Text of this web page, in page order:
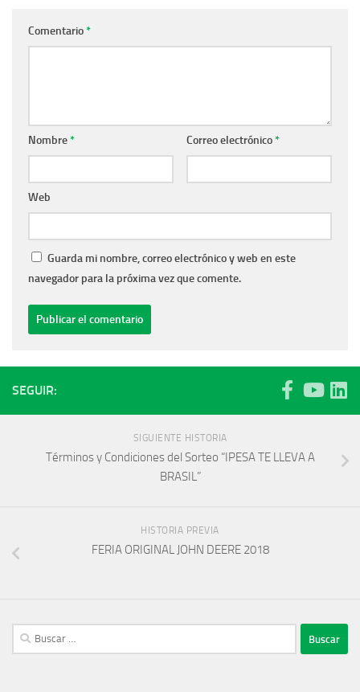
Comentario*
Nombre* Correo electrónico*
Web
Guarda mi nombre, correo electrónico y web en este
navegador para la próxima vez que comente.
SEGUIR:
SIGUIENTE HISTORIA
Términos y Condiciones del Sorteo “IPESA TE LLEVA A
BRASIL”
HISTORIA PREVIA
FERIA ORIGINAL JOHN DEERE 2018
Buscar: